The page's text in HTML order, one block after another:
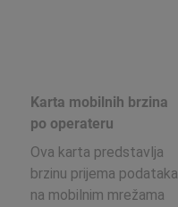
Karta mobilnih brzina
po operateru
Ova karta predstavlja
brzinu prijema podataka
na mobilnim mrežama